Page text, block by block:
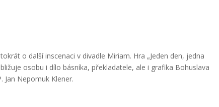
o další inscenaci v divadle Miriam. Hra „Jeden den, jedna
osobu i dílo básníka, překladatele, ale i grafika Bohuslava
Jan Nepomuk Klener.